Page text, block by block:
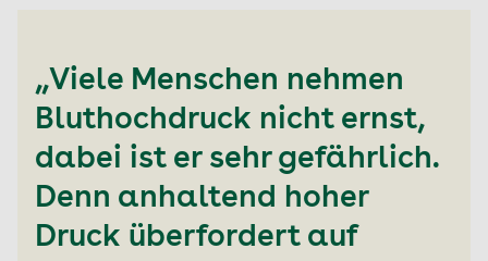
„Viele Menschen nehmen
Bluthochdruck nicht ernst,
dabei ist er sehr gefährlich.
Denn anhaltend hoher
Druck überfordert auf